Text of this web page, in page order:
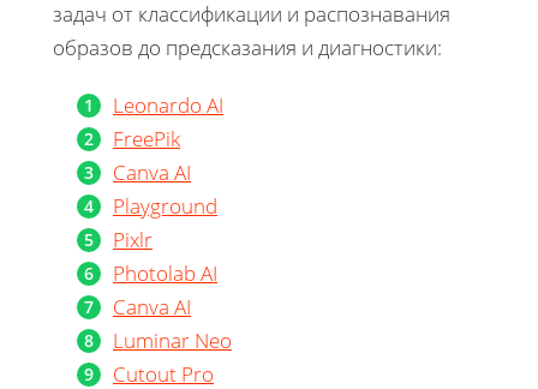
задач от классификации и распознавания
образов до предсказания и диагностики:
Leonardo AI
FreePik
Canva AI
Playground
Pixlr
Photolab AI
Canva AI
Luminar Neo
Cutout Pro